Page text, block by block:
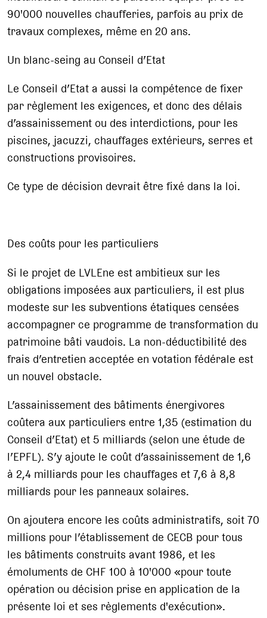
90'000 nouvelles chaufferies, parfois au prix de
travaux complexes, même en 20 ans.
Un blanc-seing au Conseil d’Etat
Le Conseil d’Etat a aussi la compétence de fixer
par règlement les exigences, et donc des délais
d’assainissement ou des interdictions, pour les
piscines, jacuzzi, chauffages extérieurs, serres et
constructions provisoires.
Ce type de décision devrait être fixé dans la loi.
Des coûts pour les particuliers
Si le projet de LVLEne est ambitieux sur les
obligations imposées aux particuliers, il est plus
modeste sur les subventions étatiques censées
accompagner ce programme de transformation du
patrimoine bâti vaudois. La non-déductibilité des
frais d’entretien acceptée en votation fédérale est
un nouvel obstacle.
L’assainissement des bâtiments énergivores
coûtera aux particuliers entre 1,35 (estimation du
Conseil d’Etat) et 5 milliards (selon une étude de
l’EPFL). S’y ajoute le coût d’assainissement de 1,6
à 2,4 milliards pour les chauffages et 7,6 à 8,8
milliards pour les panneaux solaires.
On ajoutera encore les coûts administratifs, soit 70
millions pour l’établissement de CECB pour tous
les bâtiments construits avant 1986, et les
émoluments de CHF 100 à 10'000 «pour toute
opération ou décision prise en application de la
présente loi et ses règlements d'exécution».